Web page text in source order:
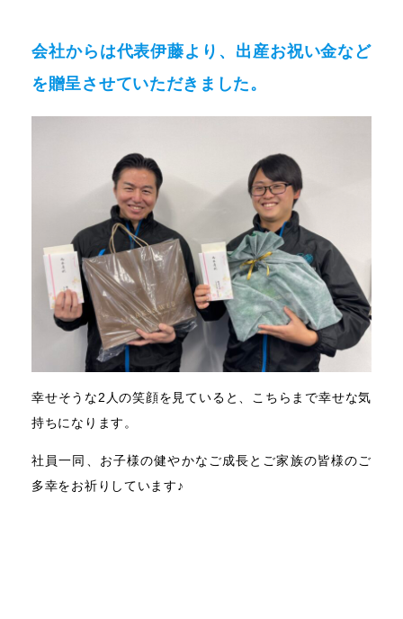
会社からは代表伊藤より、出産お祝い金など
を贈呈させていただきました。
幸せそうな2人の笑顔を見ていると、こちらまで幸せな気
持ちになります。
社員一同、お子様の健やかなご成長とご家族の皆様のご
多幸をお祈りしています♪